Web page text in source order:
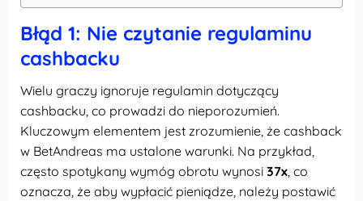
Błąd 1: Nie czytanie regulaminu
cashbacku
Wielu graczy ignoruje regulamin dotyczący
cashbacku, co prowadzi do nieporozumień.
Kluczowym elementem jest zrozumienie, że cashback
w BetAndreas ma ustalone warunki. Na przykład,
często spotykany wymóg obrotu wynosi 37x, co
oznacza, że aby wypłacić pieniądze, należy postawić